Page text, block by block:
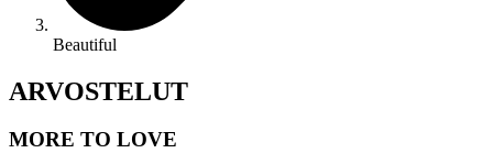
Beautiful
ARVOSTELUT
MORE TO LOVE